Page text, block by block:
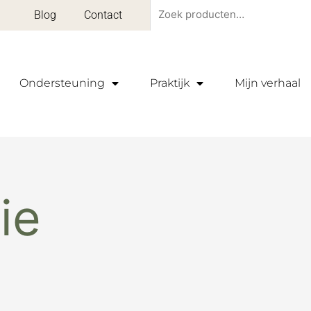
Blog Contact
Zoeken
Ondersteuning Praktijk Mijn verhaal